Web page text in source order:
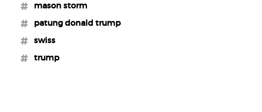
#mason storm
#patung donald trump
#swiss
#trump